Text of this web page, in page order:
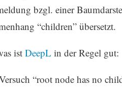
bzgl. einer
“children” übersetzt.
ist DeepLin der Regel gut:
“root node has no